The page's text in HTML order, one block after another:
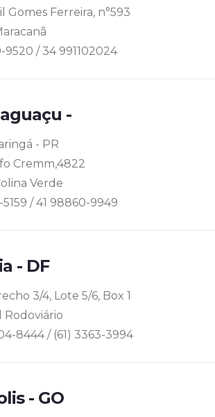
Gomes Ferreira, n°593
9520 / 34 991102024
-
- PR
Cremm,4822
Verde
5159 / 41 98860-9949
- DF
3/4, Lote 5/6, Box 1
Rodoviário
8444 / (61) 3363-3994
- GO